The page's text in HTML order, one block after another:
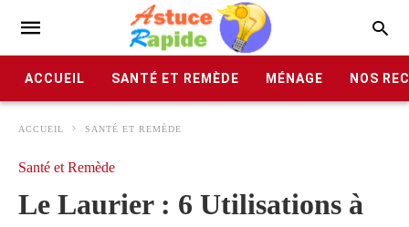
ACCUEIL SANTÉ ET REMÈDE MÉNAGE NOS
ACCUEIL SANTÉ ET REMÈDE
Santé et Remède
Le Laurier : 6 Utilisations à